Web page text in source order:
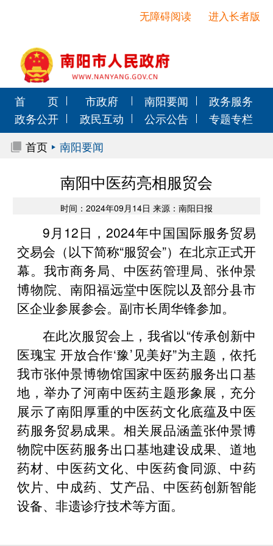
进入长者版
无障碍阅读
首 页 市政府 南阳要闻
政务服务
政务公开
政民互动 公示公告
专题专栏
首页
南阳要闻
南阳中医药亮相服贸会
时间：2024年09月14日 来源：南阳日报
9月12日，2024年中国国际服务贸易
交易会（以下简称“服贸会”）在北京正式开
幕。我市商务局、中医药管理局、张仲景
博物院、南阳福远堂中医院以及部分县市
区企业参展参会。副市长周华锋参加。
在此次服贸会上，我省以“传承创新中
医瑰宝 开放合作‘豫’见美好”为主题，依托
我市张仲景博物馆国家中医药服务出口基
地，举办了河南中医药主题形象展，充分
展示了南阳厚重的中医药文化底蕴及中医
药服务贸易成果。相关展品涵盖张仲景博
物院中医药服务出口基地建设成果、道地
药材、中医药文化、中医药食同源、中药
饮片、中成药、艾产品、中医药创新智能
设备、非遗诊疗技术等方面。